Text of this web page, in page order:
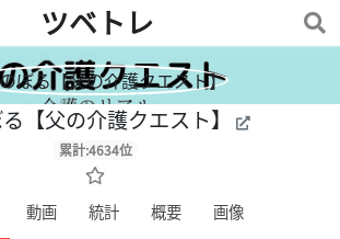
ツベトレ
【父の介護クエスト】
累計:4634位
動画 統計 概要 画像